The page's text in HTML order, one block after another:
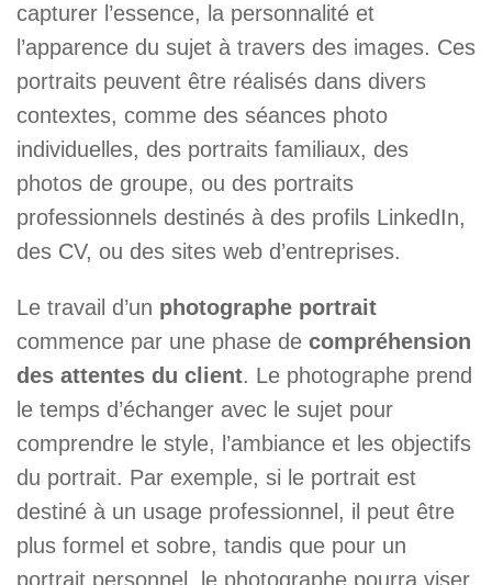
capturer l’essence, la personnalité et
l’apparence du sujet à travers des images. Ces
portraits peuvent être réalisés dans divers
contextes, comme des séances photo
individuelles, des portraits familiaux, des
photos de groupe, ou des portraits
professionnels destinés à des profils LinkedIn,
des CV, ou des sites web d’entreprises.
Le travail d’un photographe portrait
commence par une phase de compréhension
des attentes du client. Le photographe prend
le temps d’échanger avec le sujet pour
comprendre le style, l’ambiance et les objectifs
du portrait. Par exemple, si le portrait est
destiné à un usage professionnel, il peut être
plus formel et sobre, tandis que pour un
portrait personnel, le photographe pourra viser